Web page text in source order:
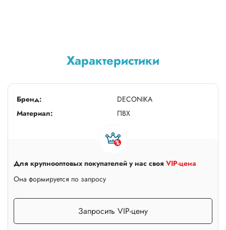
Характеристики
Бренд:
DECONIKA
Материал:
ПВХ
Для крупнооптовых покупателей у нас своя VIP-цена
Она формируется по запросу
Запросить VIP-цену